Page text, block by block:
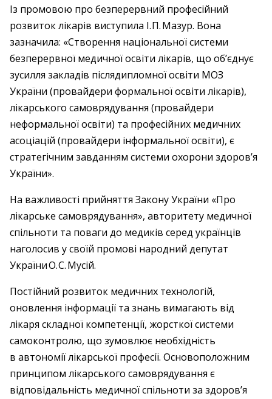
Із промовою про безперервний професійний
розвиток лікарів виступила І. П. Мазур. Вона
зазначила: «Створення національної системи
безперервної медичної освіти лікарів, що об’єднує
зусилля закладів післядипломної освіти МОЗ
України (провайдери формальної освіти лікарів),
лікарського самоврядування (провайдери
неформальної освіти) та професійних медичних
асоціацій (провайдери інформальної освіти), є
стратегічним завданням системи охорони здоров’я
України».
На важливості прийняття Закону України «Про
лікарське самоврядування», авторитету медичної
спільноти та поваги до медиків серед українців
наголосив у своїй промові народний депутат
України О. С. Мусій.
Постійний розвиток медичних технологій,
оновлення інформації та знань вимагають від
лікаря складної компетенції, жорсткої системи
самоконтролю, що зумовлює необхідність
в автономії лікарської професії. Основоположним
принципом лікарського самоврядування є
відповідальність медичної спільноти за здоров’я